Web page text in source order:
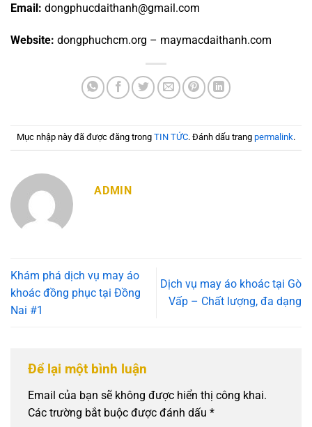
Email: dongphucdaithanh@gmail.com
Website: dongphuchcm.org – maymacdaithanh.com
Mục nhập này đã được đăng trong TIN TỨC. Đánh dấu trang permalink.
ADMIN
Khám phá dịch vụ may áo
khoác đồng phục tại Đồng
Nai #1
Dịch vụ may áo khoác tại Gò
Vấp – Chất lượng, đa dạng
Để lại một bình luận
Email của bạn sẽ không được hiển thị công khai.
Các trường bắt buộc được đánh dấu *